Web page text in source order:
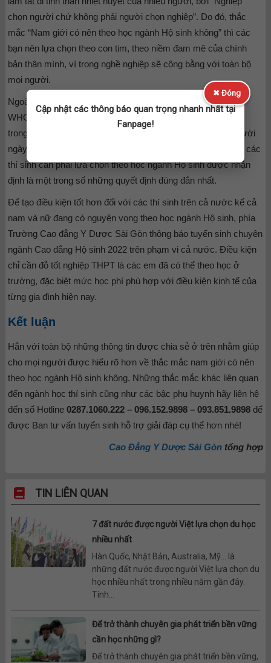
chọn người chứ không phải người chọn nghiệp”. Do đó, thắc
mắc “Nam giới có nên theo học ngành Hộ sinh không” thì các
bạn nên lựa chọn theo con tim, theo niềm đam mê của chính
bản thân mình, vì trong nghề nghiệp sẽ công bằng với toàn bộ
mọi người.
Ngoài ra, theo như đánh giá của phía tổ chức Y tế Thế giới
WHO lĩnh vực Hộ sinh sẽ có tiềm năng phát triển mạnh mẽ
trong tương lai, do nhu cầu chăm sóc sức khỏe của con người
ngày một tăng cao, nhất là ở trong lĩnh vực sau sinh. Do đó, các
thí sinh cần phải lựa chọn theo học ngành Hộ sinh được nhận
định là một trong số những quyết định đúng đắn nhất.
Để tạo điều kiện tốt hơn đối với các thí sinh trên cả nước kể cả
nam và nữ đang có nguyện vọng theo học ngành Hộ sinh, phía
Trường Cao đẳng Y Dược Sài Gòn thông báo tuyển sinh chuyên
ngành Cao đẳng Hộ sinh 2022 trên phạm vi cả nước. Điều kiện
chỉ cần đỗ tốt nghiệp THPT là các em đã có thể theo học ở
trường, đặc biệt mức học phí phù hợp với điều kiện kinh tế của
từng gia đình hiện nay.
Kết luận
Hẳn với toàn bộ những thông tin được chia sẻ ở trên nhằm giúp
cho mọi người được hiểu rõ hơn về thắc mắc nam giới có nên
theo học ngành Hộ sinh không. Những thắc mắc khác liên quan
đến ngành học thí sinh cũng như các bậc phụ huynh hãy liên hệ
đến số Hotline0287.1060.222 – 096.152.9898 – 093.851.9898 để
được Ban tư vấn tuyển sinh hỗ trợ giải đáp cụ thể hơn nhé!
Cao Đẳng Y Dược Sài Gòntổng hợp
TIN LIÊN QUAN
7 đất nước được người Việt lựa chọn du học
nhiều nhất
Hàn Quốc, Nhật Bản, Australia, Mỹ… là
những đất nước được người Việt lựa chọn du
học nhiều nhất trong nhiều năm gần đây.
Tính...
Để trở thành chuyên gia phát triển bền vững
cần học những gì?
Để trở thành chuyên gia phát triển bền vững,
✖ Đóng
Cập nhật các thông báo quan trọng nhanh nhất tại
Fanpage!